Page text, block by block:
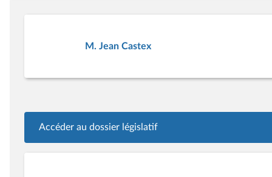
M. Jean Castex
Accéder au dossier législatif